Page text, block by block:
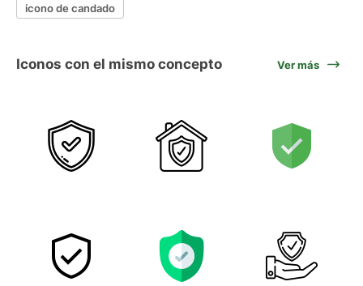
icono de candado
Iconos con el mismo concepto Ver más